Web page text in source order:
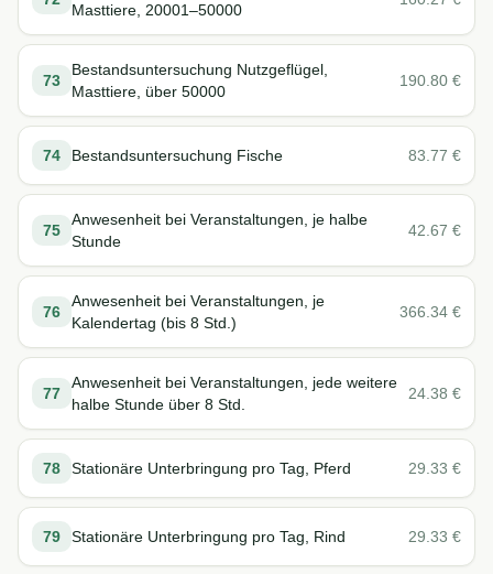
Masttiere, 20001–50000
73
Bestandsuntersuchung Nutzgeflügel,
Masttiere, über 50000
190.80 €
74 Bestandsuntersuchung Fische 83.77 €
75
Anwesenheit bei Veranstaltungen, je halbe
Stunde
42.67 €
76
Anwesenheit bei Veranstaltungen, je
Kalendertag (bis 8 Std.)
366.34 €
77
Anwesenheit bei Veranstaltungen, jede weitere
halbe Stunde über 8 Std.
24.38 €
78 Stationäre Unterbringung pro Tag, Pferd 29.33 €
79 Stationäre Unterbringung pro Tag, Rind 29.33 €